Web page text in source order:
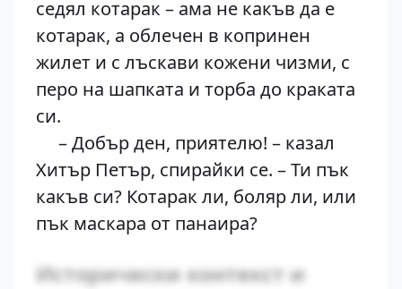
седял котарак – ама не какъв да е
котарак, а облечен в копринен
жилет и с лъскави кожени чизми, с
перо на шапката и торба до краката
си.
– Добър ден, приятелю! – казал
Хитър Петър, спирайки се. – Ти пък
какъв си? Котарак ли, боляр ли, или
пък маскара от панаира?
Исторически контекст и